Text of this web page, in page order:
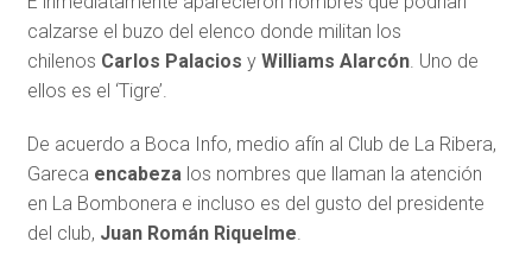
calzarse el buzo del elenco donde militan los
chilenos Carlos Palacios y Williams Alarcón. Uno de
ellos es el ‘Tigre’.
De acuerdo a Boca Info, medio afín al Club de La Ribera,
Gareca encabeza los nombres que llaman la atención
en La Bombonera e incluso es del gusto del presidente
del club, Juan Román Riquelme